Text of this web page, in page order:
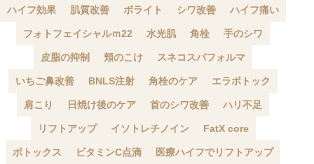
ハイフ効果 肌質改善 ボライト シワ改善 ハイフ痛い
フォトフェイシャルｍ22 水光肌 角栓 手のシワ
皮脂の抑制 頬のこけ スネコスパフォルマ
いちご鼻改善 BNLS注射 角栓のケア エラボトック
肩こり 日焼け後のケア 首のシワ改善 ハリ不足
リフトアップ イソトレチノイン FatX core
ボトックス ビタミンC点滴 医療ハイフでリフトアップ